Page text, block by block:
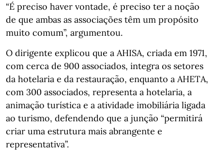
“É preciso haver vontade, é preciso ter a noção
de que ambas as associações têm um propósito
muito comum”, argumentou.
O dirigente explicou que a AHISA, criada em 1971,
com cerca de 900 associados, integra os setores
da hotelaria e da restauração, enquanto a AHETA,
com 300 associados, representa a hotelaria, a
animação turística e a atividade imobiliária ligada
ao turismo, defendendo que a junção “permitirá
criar uma estrutura mais abrangente e
representativa”.